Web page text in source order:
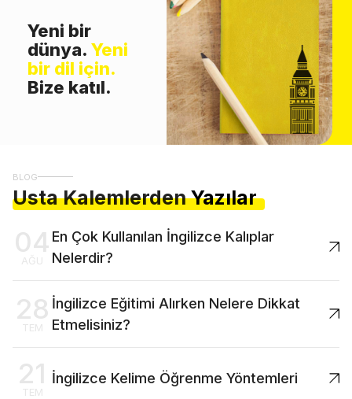
Yeni bir
dünya. Yeni
bir dil için.
Bize katıl.
BLOG
Usta Kalemlerden Yazılar
04
AĞU
En Çok Kullanılan İngilizce Kalıplar
Nelerdir?
28
TEM
İngilizce Eğitimi Alırken Nelere Dikkat
Etmelisiniz?
21
TEM
İngilizce Kelime Öğrenme Yöntemleri